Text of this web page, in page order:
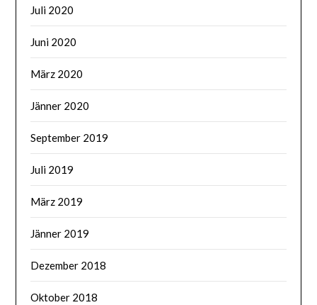
Juli 2020
Juni 2020
März 2020
Jänner 2020
September 2019
Juli 2019
März 2019
Jänner 2019
Dezember 2018
Oktober 2018